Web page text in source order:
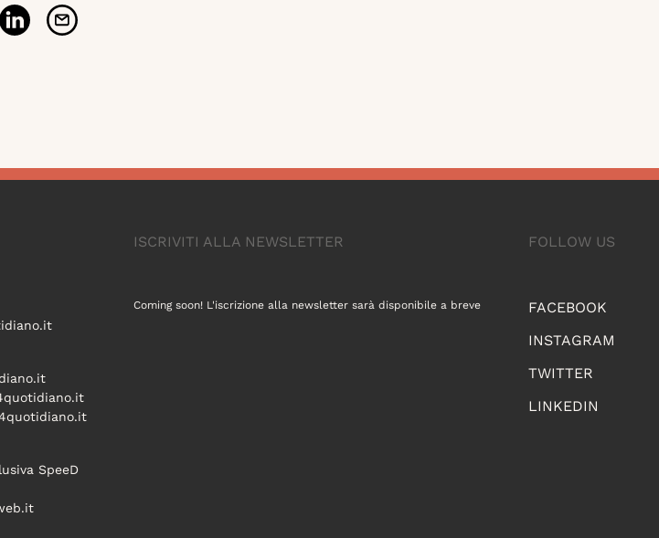
SpeeD
FOLLOW US
FACEBOOK
INSTAGRAM
TWITTER
LINKEDIN
ISCRIVITI ALLA NEWSLETTER
Coming soon! L'iscrizione alla newsletter sarà disponibile a breve